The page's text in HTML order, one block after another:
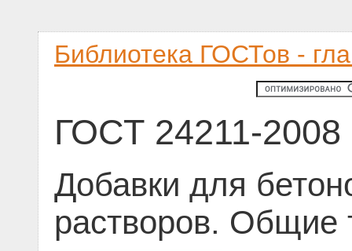
Библиотека ГОСТов -
ГОСТ 24211-2008
Добавки для
растворов. Общие